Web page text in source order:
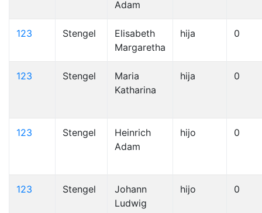
Adam
123 Stengel
Elisabeth
Margaretha
hija 0
123 Stengel
Maria
Katharina
hija 0
123 Stengel
Heinrich
Adam
hijo 0
123 Stengel
Johann
Ludwig
hijo 0